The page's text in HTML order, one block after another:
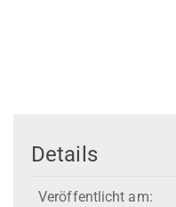
Details
Veröffentlicht am: